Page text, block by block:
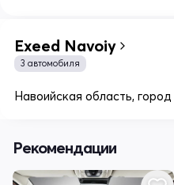
Exeed Navoiy
3 автомобиля
Навоийская область,
Рекомендации